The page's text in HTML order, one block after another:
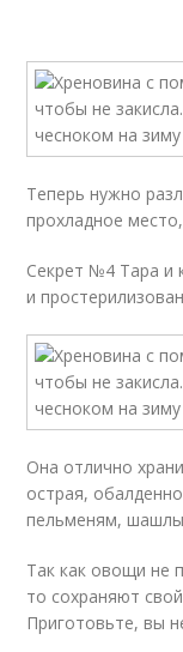
Теперь нужно
прохладное
Секрет №4 Тара
и
Она отлично
острая,
пельменям,
Так как овощи не
то сохраняют
Приготовьте, вы